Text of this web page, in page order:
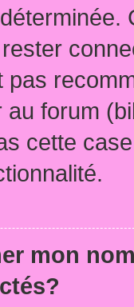
pas
au forum
cette
mon